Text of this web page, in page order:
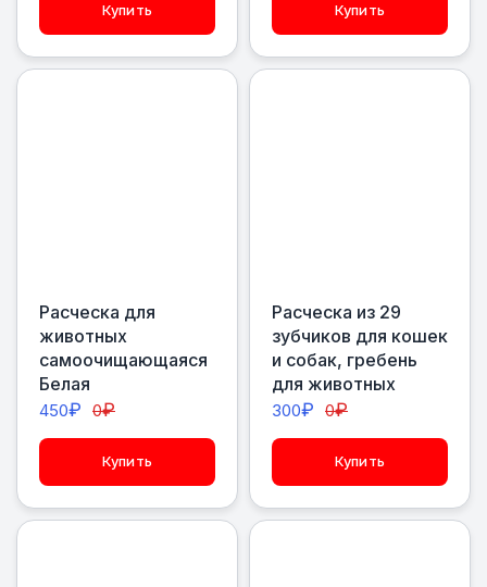
Купить Купить
Расческа для
животных
самоочищающаяся
Белая
450₽ 0₽
Купить
Расческа из 29
зубчиков для кошек
и собак, гребень
для животных
300₽ 0₽
Купить